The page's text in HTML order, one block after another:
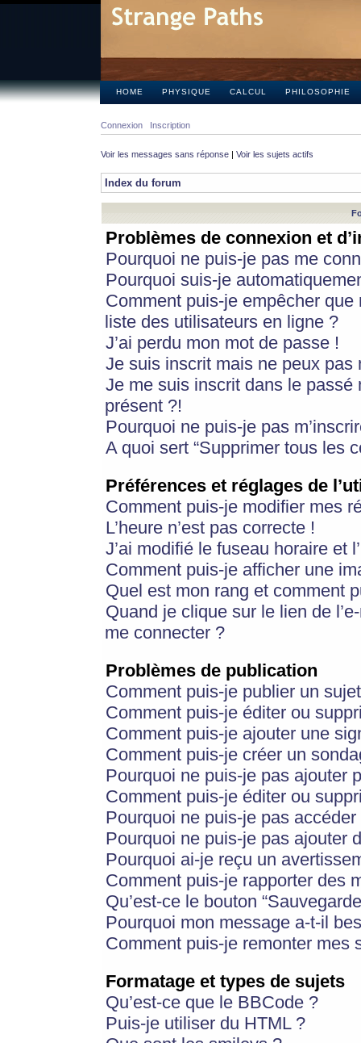
HOME PHYSIQUE CALCUL PHILOSOPHIE
Connexion Inscription
Voir les messages sans réponse | Voir les sujets actifs
Index du forum
Problèmes de connexion et
Pourquoi ne puis-je pas me
Pourquoi suis-je
Comment puis-je empêcher
liste des utilisateurs en ligne ?
J’ai perdu mon mot de passe !
Je suis inscrit mais ne peux pas
Je me suis inscrit dans le
présent ?!
Pourquoi ne puis-je pas
A quoi sert “Supprimer tous les
Préférences et réglages de
Comment puis-je modifier mes
L’heure n’est pas correcte !
J’ai modifié le fuseau horaire et
Comment puis-je afficher une
Quel est mon rang et comment
Quand je clique sur le lien de
me connecter ?
Problèmes de publication
Comment puis-je publier un
Comment puis-je éditer ou
Comment puis-je ajouter une
Comment puis-je créer un
Pourquoi ne puis-je pas ajouter
Comment puis-je éditer ou
Pourquoi ne puis-je pas
Pourquoi ne puis-je pas ajouter
Pourquoi ai-je reçu un
Comment puis-je rapporter des
Qu’est-ce le bouton
Pourquoi mon message a-t-il
Comment puis-je remonter mes
Formatage et types de sujets
Qu’est-ce que le BBCode ?
Puis-je utiliser du HTML ?